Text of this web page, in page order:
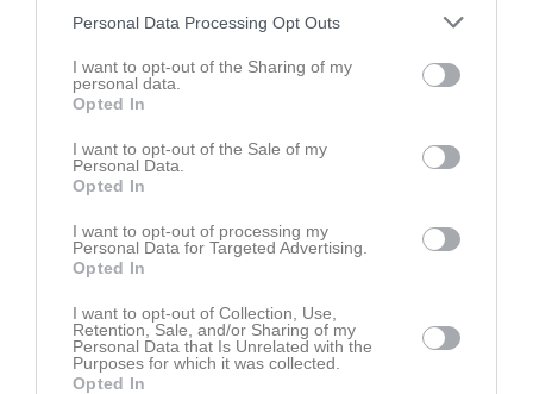
Personal Data Processing Opt Outs
I want to opt-out of the Sharing of my
personal data.
Opted In
I want to opt-out of the Sale of my
Personal Data.
Opted In
I want to opt-out of processing my
Personal Data for Targeted Advertising.
Opted In
I want to opt-out of Collection, Use,
Retention, Sale, and/or Sharing of my
Personal Data that Is Unrelated with the
Purposes for which it was collected.
Opted In
Senast uppladdade video
Senast uppdaterade album